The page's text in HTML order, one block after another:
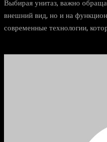
Выбирая унитаз, важно
внешний вид, но и на
современные технологии,